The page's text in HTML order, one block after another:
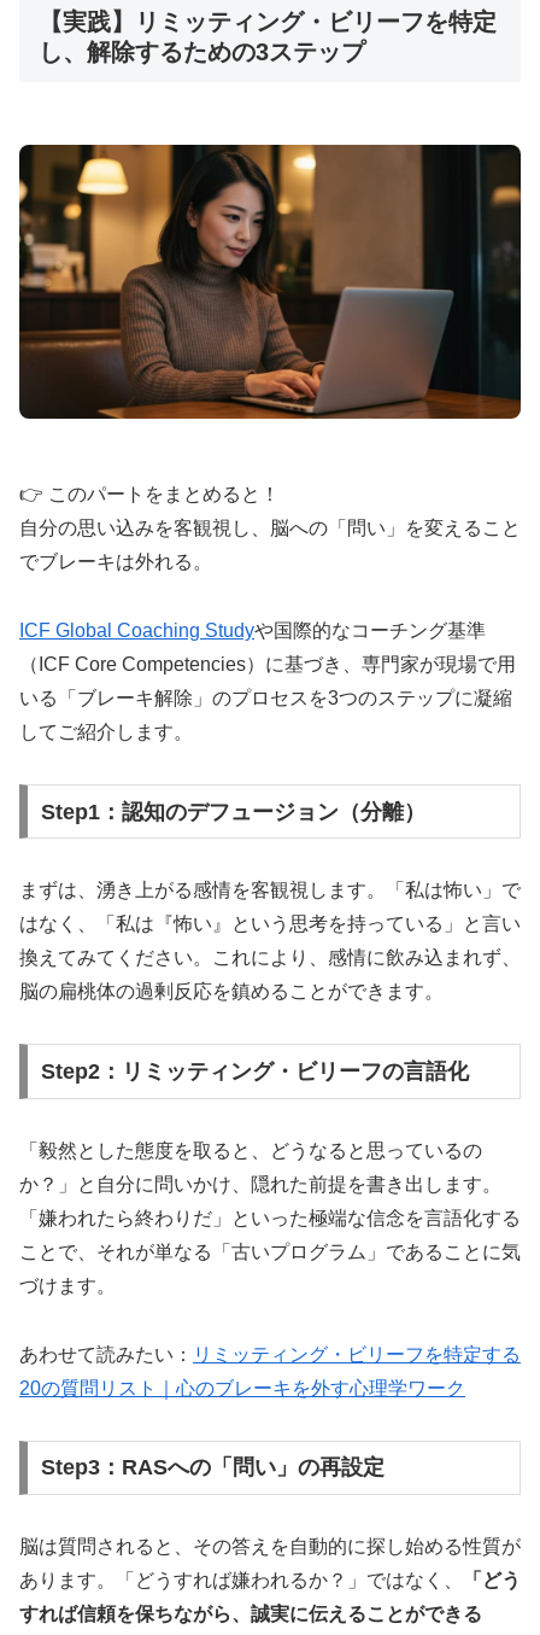
「カルマの燃焼」体験者による
ッド
体感覚からアプローチし 恐れを完全消去
💰期間限定 完全無料 プレゼント
限定クライアント向け 収録版 を特別公開
行動にブレーキをかける心の奥底の「恐れ」
を消し去る秘伝メソッド。変わることへの恐
怖を克服し、自信を持って行動できる自分へ
特別メソッドを詳細確認
📚 セルフコーチング本プレゼント
Amazon 自己啓発1位 獲得の実績書籍
📝 「気づきノート」活用の 実践型 ワーク
👥 20代30代 の自己実現に特化した内容
潜在能力を引き出し、内なる魅力を開花させ
る「気づきノート」活用法。弱さを強みに変
える進化のプロセスを体感できます。
🎥 創造者としての目覚め
⏰ 限定 30分 のライブセッション形式
🧠サトリ式コーチング メソッド を直接体感
【実践】リミッティング・ビリーフを特定
し、解除するための3ステップ
👉 このパートをまとめると！
自分の思い込みを客観視し、脳への「問い」を変えること
でブレーキは外れる。
ICF Global Coaching Studyや国際的なコーチング基準
（ICF Core Competencies）に基づき、専門家が現場で用
いる「ブレーキ解除」のプロセスを3つのステップに凝縮
してご紹介します。
Step1：認知のデフュージョン（分離）
まずは、湧き上がる感情を客観視します。「私は怖い」で
はなく、「私は『怖い』という思考を持っている」と言い
換えてみてください。これにより、感情に飲み込まれず、
脳の扁桃体の過剰反応を鎮めることができます。
Step2：リミッティング・ビリーフの言語化
「毅然とした態度を取ると、どうなると思っているの
か？」と自分に問いかけ、隠れた前提を書き出します。
「嫌われたら終わりだ」といった極端な信念を言語化する
ことで、それが単なる「古いプログラム」であることに気
づけます。
あわせて読みたい： リミッティング・ビリーフを特定する
20の質問リスト｜心のブレーキを外す心理学ワーク
Step3：RASへの「問い」の再設定
脳は質問されると、その答えを自動的に探し始める性質が
あります。「どうすれば嫌われるか？」ではなく、
「どう
すれば信頼を保ちながら、誠実に伝えることができる